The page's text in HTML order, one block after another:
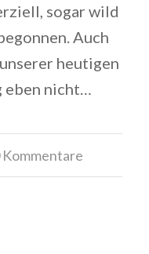
sogar wild
Auch
heutigen
nicht…
Kommentare